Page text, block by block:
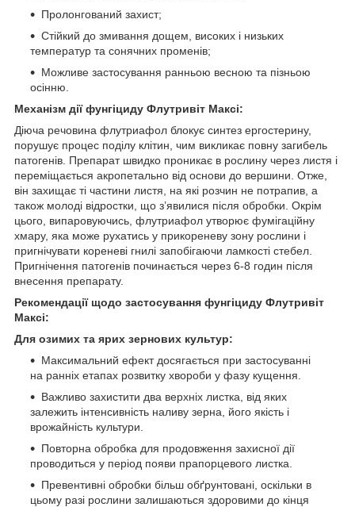
Пролонгований захист;
Стійкий до змивання дощем, високих і низьких
температур та сонячних променів;
Можливе застосування ранньою весною та пізньою
осінню.
Механізм дії фунгіциду Флутривіт Максі:
Діюча речовина флутриафол блокує синтез ергостерину,
порушує процес поділу клітин, чим викликає повну загибель
патогенів. Препарат швидко проникає в рослину через листя і
переміщається акропетально від основи до вершини. Отже,
він захищає ті частини листя, на які розчин не потрапив, а
також молоді відростки, що з’явилися після обробки. Окрім
цього, випаровуючись, флутриафол утворює фумігаційну
хмару, яка може рухатись у прикореневу зону рослини і
пригнічувати кореневі гнилі запобігаючи ламкості стебел.
Пригнічення патогенів починається через 6-8 годин після
внесення препарату.
Рекомендації щодо застосування фунгіциду Флутривіт
Максі:
Для озимих та ярих зернових культур:
Максимальний ефект досягається при застосуванні
на ранніх етапах розвитку хвороби у фазу кущення.
Важливо захистити два верхніх листка, від яких
залежить інтенсивність наливу зерна, його якість і
врожайність культури.
Повторна обробка для продовження захисної дії
проводиться у період появи прапорцевого листка.
Превентивні обробки більш обґрунтовані, оскільки в
цьому разі рослини залишаються здоровими до кінця